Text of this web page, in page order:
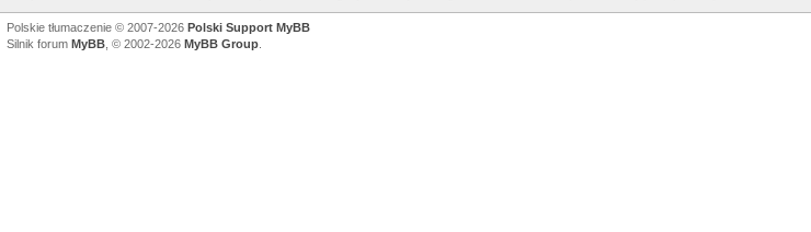
Polskie tłumaczenie © 2007-2026 Polski Support MyBB
Silnik forum MyBB , © 2002-2026 MyBB Group